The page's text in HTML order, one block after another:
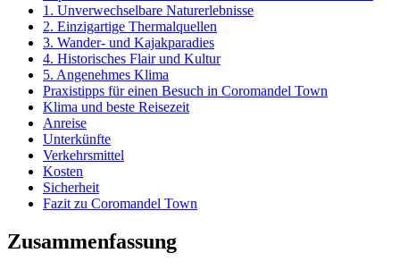
1. Unverwechselbare Naturerlebnisse
2. Einzigartige Thermalquellen
3. Wander- und Kajakparadies
4. Historisches Flair und Kultur
5. Angenehmes Klima
Praxistipps für einen Besuch in Coromandel Town
Klima und beste Reisezeit
Anreise
Unterkünfte
Verkehrsmittel
Kosten
Sicherheit
Fazit zu Coromandel Town
Zusammenfassung